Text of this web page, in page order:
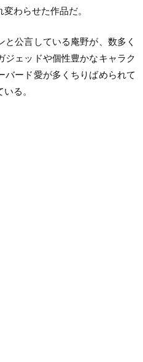
わらせた作品だ。
と公言している庵野が、数多く
ジェッドや個性豊かなキャラク
バード愛が多くちりばめられて
る。